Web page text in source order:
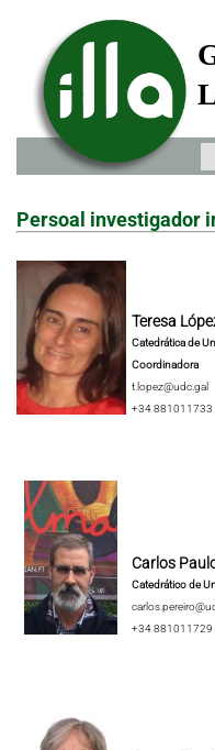
Persoal investigador
Teresa
Catedrática de
Coordinadora
t.lopez@udc.gal
+34 881011733
Carlos
Catedrático de
+34 881011729